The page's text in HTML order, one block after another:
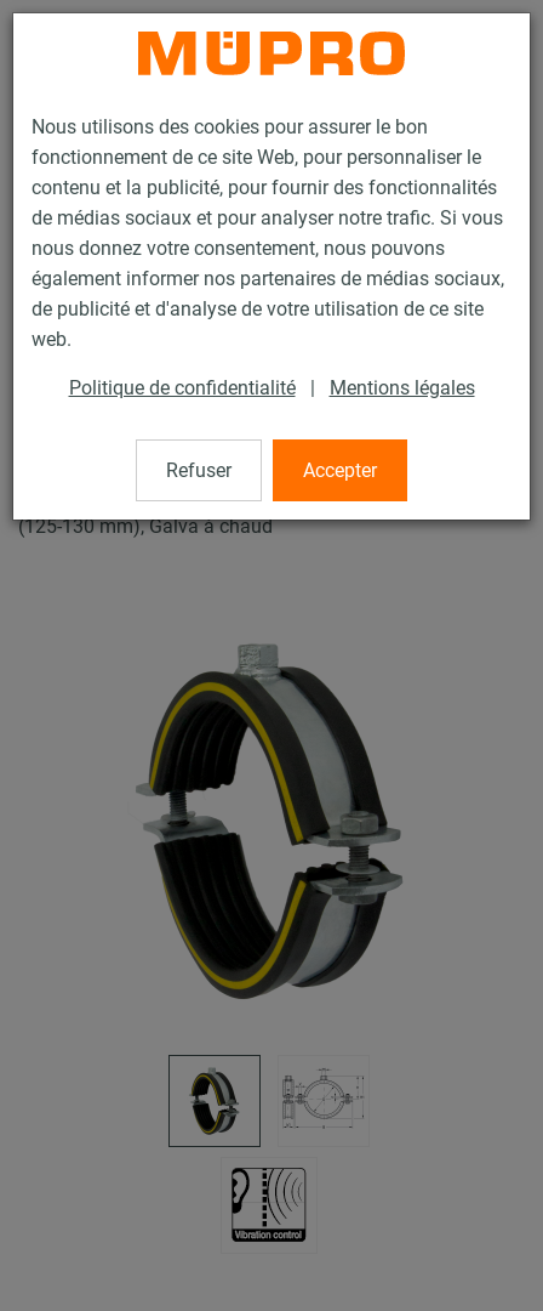
Nous utilisons des cookies pour assurer le bon
fonctionnement de ce site Web, pour personnaliser le
contenu et la publicité, pour fournir des fonctionnalités
de médias sociaux et pour analyser notre trafic. Si vous
nous donnez votre consentement, nous pouvons
également informer nos partenaires de médias sociaux,
de publicité et d'analyse de votre utilisation de ce site
web.
Politique de confidentialité | Mentions légales
Refuser Accepter
Contact
Produits Technique de fixation
Insonorisation
Colliers insonorisés
Collier à vis lourd
Collier à vis lourd
Collier à vis DÄMMGULAST® lourd jaune, M12, 125 mm
(125-130 mm), Galva à chaud